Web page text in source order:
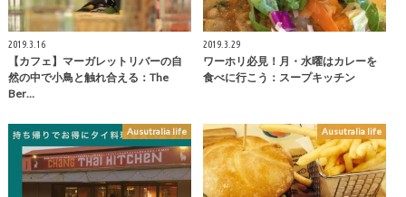
2019.3.16
【カフェ】マーガレットリバーの自
然の中で小鳥と触れ合える：The
Ber…
2019.3.29
ワーホリ必見！月・水曜はカレーを
食べに行こう：スープキッチン
Ausutralia life Ausutralia life